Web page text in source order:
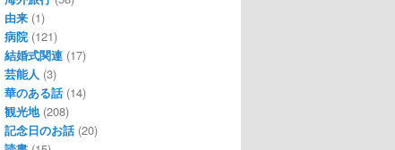
由来 (1)
病院 (121)
結婚式関連 (17)
芸能人 (3)
華のある話 (14)
観光地(208)
記念日のお話 (20)